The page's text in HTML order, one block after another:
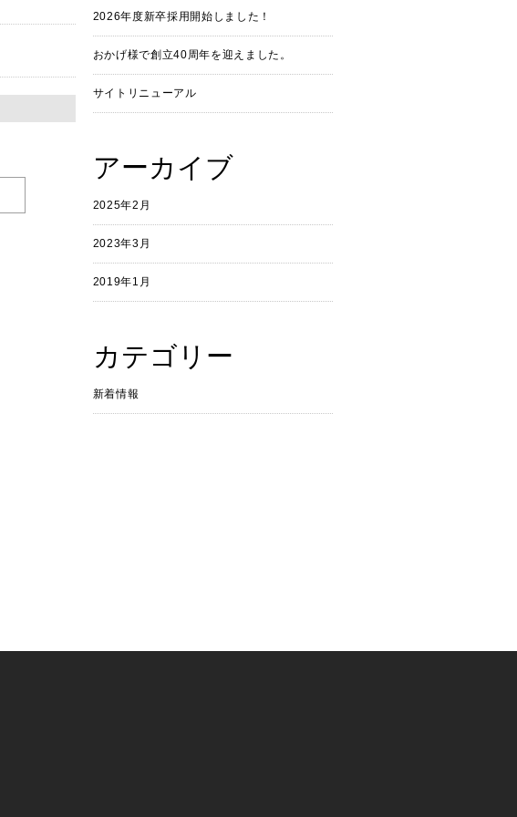
2026年度新卒採用開始しました！
おかげ様で創立40周年を迎えました。
サイトリニューアル
アーカイブ
2025年2月
2023年3月
2019年1月
カテゴリー
新着情報